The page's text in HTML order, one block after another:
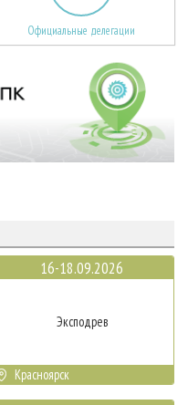
Официальные делегации
16-18.09.2026
Эксподрев
Красноярск